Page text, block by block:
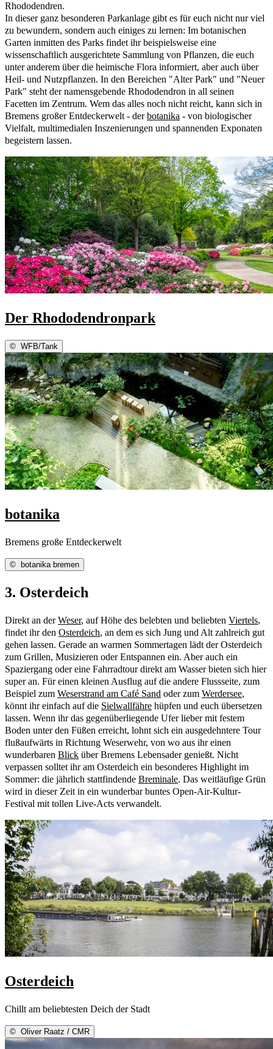
Rhododendren.
In dieser ganz besonderen Parkanlage gibt es für euch nicht nur viel
zu bewundern, sondern auch einiges zu lernen: Im botanischen
Garten inmitten des Parks findet ihr beispielsweise eine
wissenschaftlich ausgerichtete Sammlung von Pflanzen, die euch
unter anderem über die heimische Flora informiert, aber auch über
Heil- und Nutzpflanzen. In den Bereichen "Alter Park" und "Neuer
Park" steht der namensgebende Rhododendron in all seinen
Facetten im Zentrum. Wem das alles noch nicht reicht, kann sich in
Bremens großer Entdeckerwelt - derbotanika - von biologischer
Vielfalt, multimedialen Inszenierungen und spannenden Exponaten
begeistern lassen.
Der Rhododendronpark
© WFB/Tank
botanika
Bremens große Entdeckerwelt
© botanika bremen
3. Osterdeich
Direkt an derWeser, auf Höhe des belebten und beliebten Viertels,
findet ihr den Osterdeich, an dem es sich Jung und Alt zahlreich gut
gehen lassen. Gerade an warmen Sommertagen lädt der Osterdeich
zum Grillen, Musizieren oder Entspannen ein. Aber auch ein
Spaziergang oder eine Fahrradtour direkt am Wasser bieten sich hier
super an. Für einen kleinen Ausflug auf die andere Flussseite, zum
Beispiel zum Weserstrand am Café Sand oder zum Werdersee,
könnt ihr einfach auf die Sielwallfähre hüpfen und euch übersetzen
lassen. Wenn ihr das gegenüberliegende Ufer lieber mit festem
Boden unter den Füßen erreicht, lohnt sich ein ausgedehntere Tour
flußaufwärts in Richtung Weserwehr, von wo aus ihr einen
wunderbaren Blick über Bremens Lebensader genießt. Nicht
verpassen solltet ihr am Osterdeich ein besonderes Highlight im
Sommer: die jährlich stattfindende Breminale. Das weitläufige Grün
wird in dieser Zeit in ein wunderbar buntes Open-Air-Kultur-
Festival mit tollen Live-Acts verwandelt.
Osterdeich
Chillt am beliebtesten Deich der Stadt
© Oliver Raatz / CMR